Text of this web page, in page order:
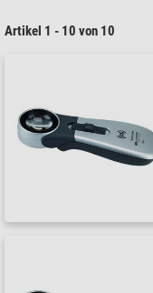
Artikel 1 - 10 von 10